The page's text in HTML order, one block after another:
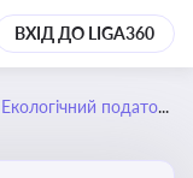
ВХІД ДО LIGA360
Екологічний податок